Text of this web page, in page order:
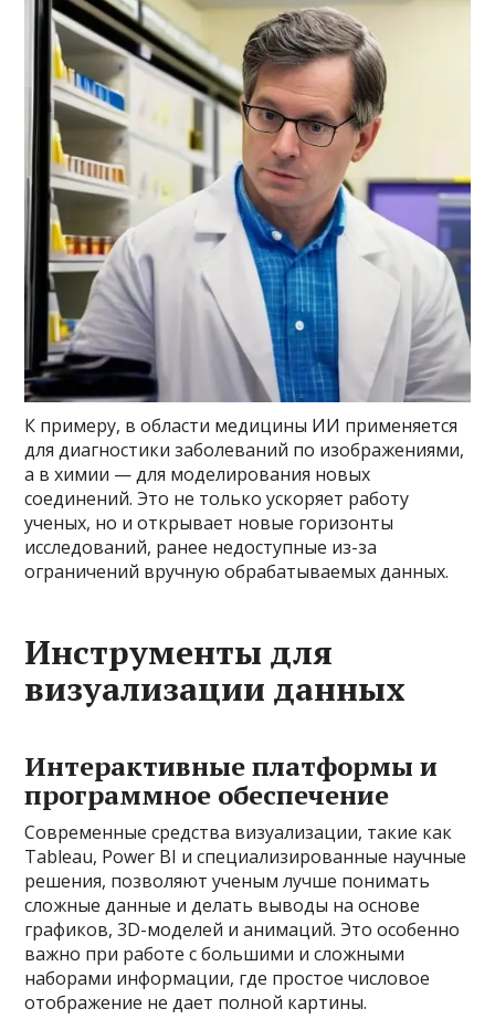
К примеру, в области медицины ИИ применяется
для диагностики заболеваний по изображениями,
а в химии — для моделирования новых
соединений. Это не только ускоряет работу
ученых, но и открывает новые горизонты
исследований, ранее недоступные из-за
ограничений вручную обрабатываемых данных.
Инструменты для
визуализации данных
Интерактивные платформы и
программное обеспечение
Современные средства визуализации, такие как
Tableau, Power BI и специализированные научные
решения, позволяют ученым лучше понимать
сложные данные и делать выводы на основе
графиков, 3D-моделей и анимаций. Это особенно
важно при работе с большими и сложными
наборами информации, где простое числовое
отображение не дает полной картины.